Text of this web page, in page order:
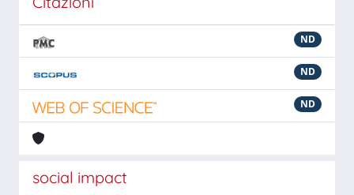
ND
ND
ND
social impact